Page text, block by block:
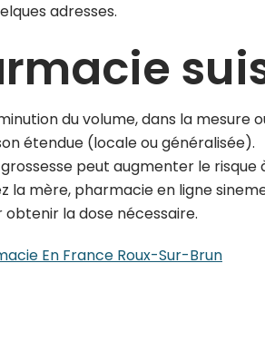
adresses.
du volume, dans la mesure
étendue (locale ou généralisée).
peut augmenter le risque
mère, pharmacie en ligne
la dose nécessaire.
En France Roux-Sur-Brun